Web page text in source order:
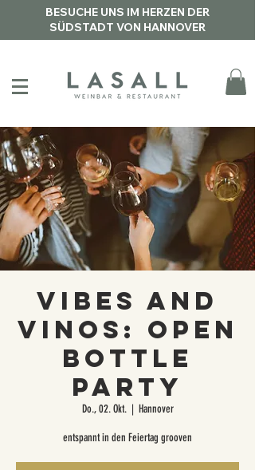
BESUCHE UNS IM HERZEN DER
SÜDSTADT VON HANNOVER
Vibes and
Vinos: Open
Bottle
Party
Do., 02. Okt.
  |
Hannover
entspannt in den Feiertag grooven